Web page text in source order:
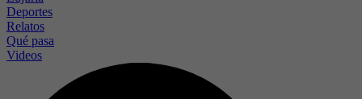
Deportes
Relatos
Qué pasa
Videos